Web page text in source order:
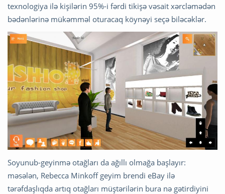
texnologiya ilə kişilərin 95%-i fərdi tikişə vəsait xərcləmədən
bədənlərinə mükəmməl oturacaq köynəyi seçə biləcəklər.
Soyunub-geyinmə otağları da ağıllı olmağa başlayır:
məsələn, Rebecca Minkoff geyim brendi eBay ilə
tərəfdaşlıqda artıq otağları müştərilərin bura nə gətirdiyini